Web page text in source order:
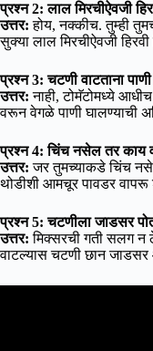
प्रश्न 2: लाल मिरचीऐवजी
उत्तर: होय, नक्कीच. तुम्ही
सुक्या लाल मिरचीऐवजी
प्रश्न 3: चटणी वाटताना
उत्तर: नाही, टोमॅटोमध्ये
वरून वेगळे पाणी घालण्याची
प्रश्न 4: चिंच नसेल तर काय
उत्तर: जर तुमच्याकडे चिंच
थोडीशी आमचूर पावडर
प्रश्न 5: चटणीला जाडसर
उत्तर: मिक्सरची गती सलग न
वाटल्यास चटणी छान